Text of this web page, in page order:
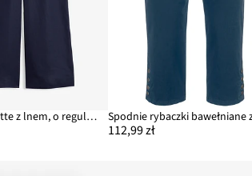
Spodnie culotte z lnem, o regulowanej długości
112,99 zł